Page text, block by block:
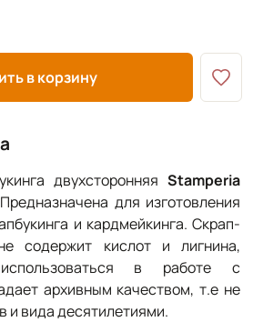
в корзину
двухсторонняяStamperia
для изготовления
и кардмейкинга. Скрап-
содержит кислот и лигнина,
в работе с
архивным качеством, т.е не
и вида десятилетиями.